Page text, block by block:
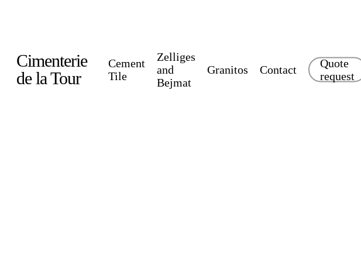
contentCimenterie
de la Tour
Cement
Tile
Zelliges
and
Bejmat
Granitos Contact
Quote
request